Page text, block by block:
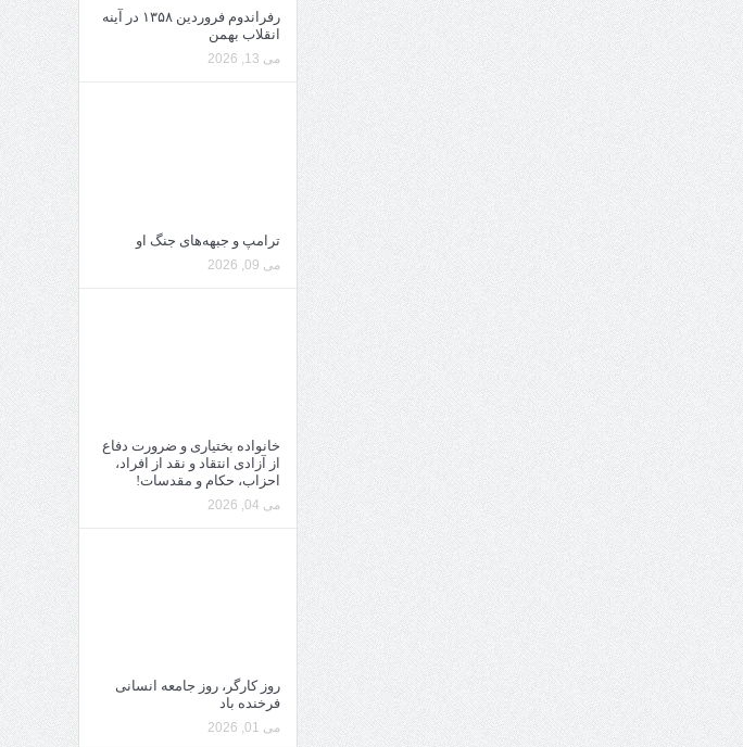
رفراندوم فروردین ۱۳۵۸ در آینه
انقلاب بهمن
می 13, 2026
ترامپ و جبهه‌های جنگ او
می 09, 2026
خانواده بختیاری و ضرورت دفاع
از آزادی انتقاد و نقد از افراد،
احزاب، حکام و مقدسات!
می 04, 2026
روز کارگر، روز جامعه انسانی
فرخنده باد
می 01, 2026